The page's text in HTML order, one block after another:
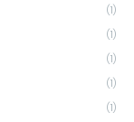
(1)
(1)
(1)
(1)
(1)